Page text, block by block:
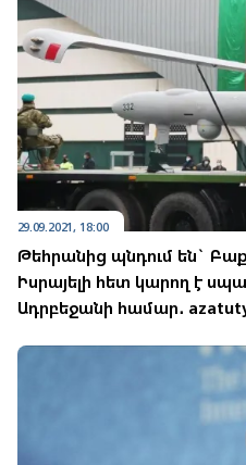
29.09.2021, 18:00
Թեհրանից պնդում են`
Իսրայելի հետ կարող է
Ադրբեջանի համար․